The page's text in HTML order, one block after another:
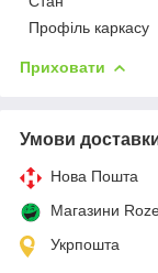
Профіль каркасу
Приховати
Умови
Нова Пошта
Магазини
Укрпошта